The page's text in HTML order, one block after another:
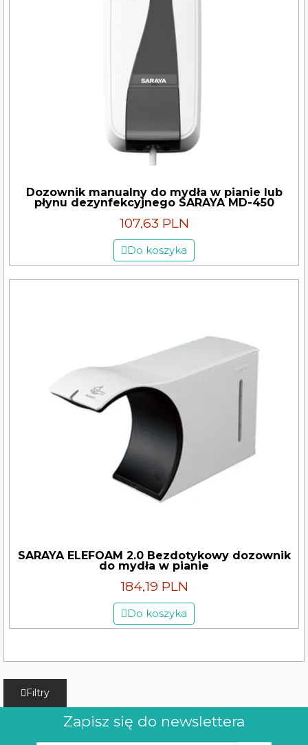
Filtry
Dozownik manualny do mydła w pianie lub
płynu dezynfekcyjnego SARAYA MD-450
107,63 PLN
Do koszyka
SARAYA ELEFOAM 2.0 Bezdotykowy dozownik
do mydła w pianie
184,19 PLN
Do koszyka
Zapisz się do newslettera